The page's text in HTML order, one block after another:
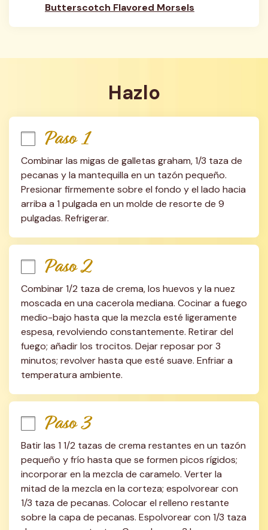
Butterscotch Flavored Morsels
Hazlo
Paso 1
Combinar las migas de galletas graham, 1/3 taza de
pecanas y la mantequilla en un tazón pequeño.
Presionar firmemente sobre el fondo y el lado hacia
arriba a 1 pulgada en un molde de resorte de 9
pulgadas. Refrigerar.
Paso 2
Combinar 1/2 taza de crema, los huevos y la nuez
moscada en una cacerola mediana. Cocinar a fuego
medio-bajo hasta que la mezcla esté ligeramente
espesa, revolviendo constantemente. Retirar del
fuego; añadir los trocitos. Dejar reposar por 3
minutos; revolver hasta que esté suave. Enfriar a
temperatura ambiente.
Paso 3
Batir las 1 1/2 tazas de crema restantes en un tazón
pequeño y frío hasta que se formen picos rígidos;
incorporar en la mezcla de caramelo. Verter la
mitad de la mezcla en la corteza; espolvorear con
1/3 taza de pecanas. Colocar el relleno restante
sobre la capa de pecanas. Espolvorear con 1/3 taza